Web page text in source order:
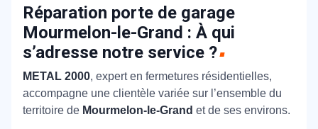
Réparation porte de garage
Mourmelon-le-Grand : À qui
s’adresse notre service ?
METAL 2000, expert en fermetures résidentielles,
accompagne une clientèle variée sur l’ensemble du
territoire de Mourmelon-le-Grand et de ses environs.